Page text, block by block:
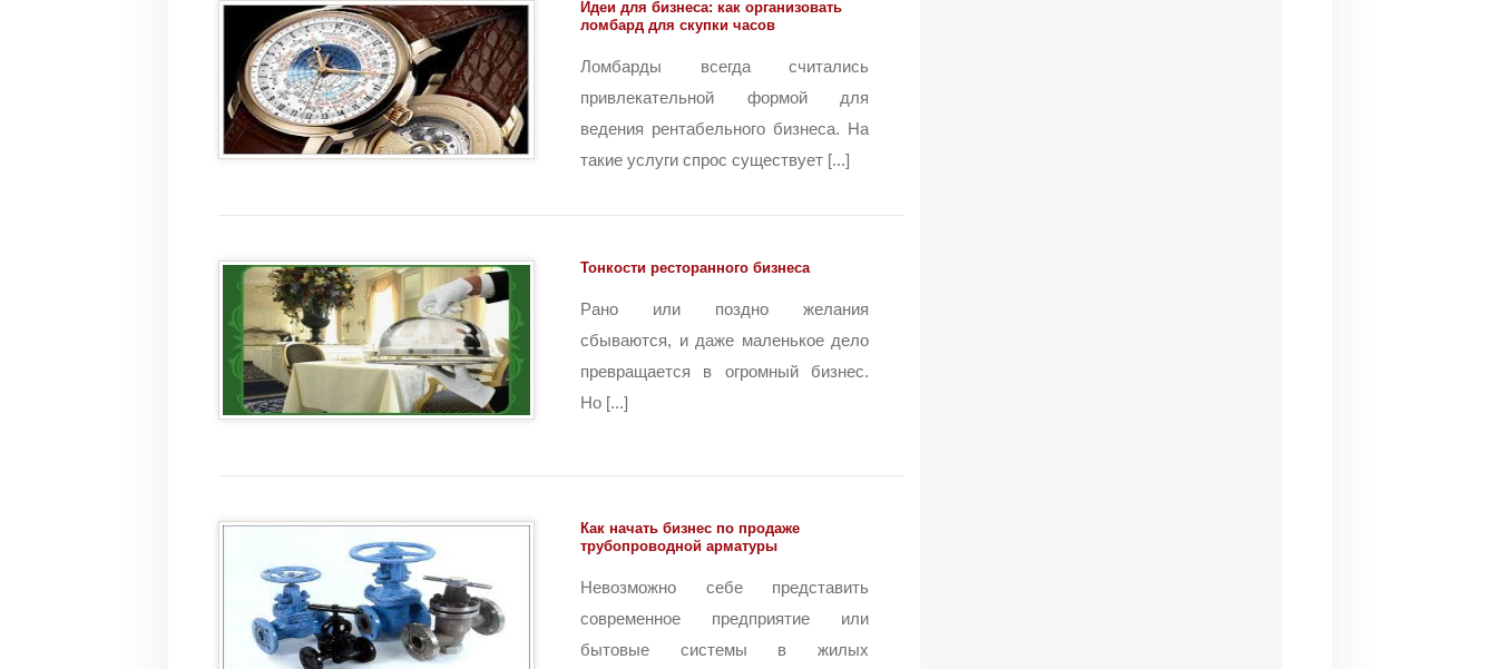
Идеи для бизнеса: как организовать
ломбард для скупки часов
Ломбарды всегда считались
привлекательной формой для
ведения рентабельного бизнеса. На
такие услуги спрос существует [...]
Тонкости ресторанного бизнеса
Рано или поздно желания
сбываются, и даже маленькое дело
превращается в огромный бизнес.
Но [...]
Как начать бизнес по продаже
трубопроводной арматуры
Невозможно себе представить
современное предприятие или
бытовые системы в жилых